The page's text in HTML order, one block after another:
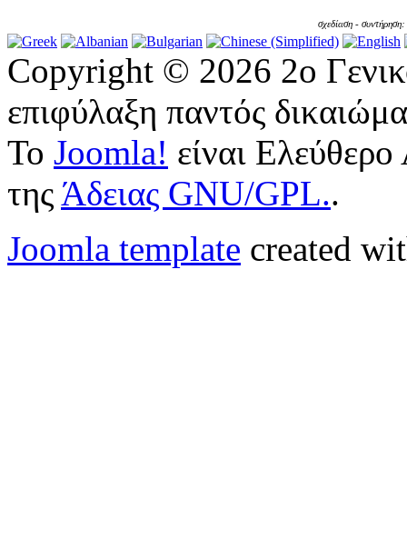
σχεδίαση -
Copyright © 2026 2ο
επιφύλαξη παντός
Το Joomla! είναι Ελεύθερο
της Άδειας GNU/GPL..
Joomla template created